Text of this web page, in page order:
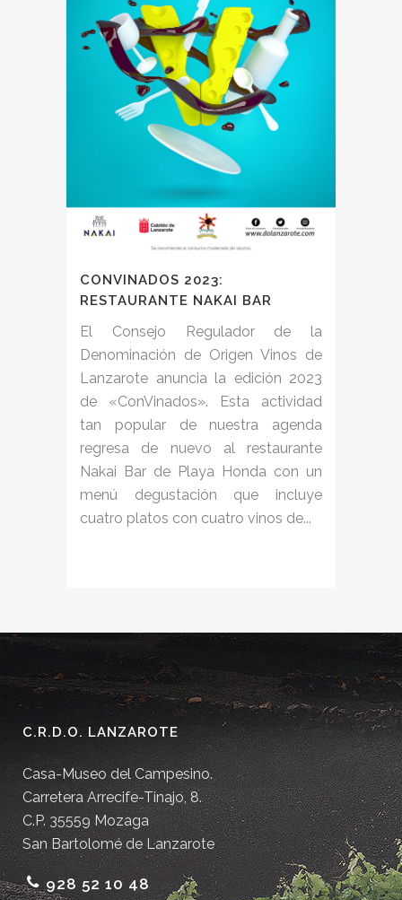
CONVINADOS 2023:
RESTAURANTE NAKAI BAR
El Consejo Regulador de la
Denominación de Origen Vinos de
Lanzarote anuncia la edición 2023
de «ConVinados». Esta actividad
tan popular de nuestra agenda
regresa de nuevo al restaurante
Nakai Bar de Playa Honda con un
menú degustación que incluye
cuatro platos con cuatro vinos de...
C.R.D.O. LANZAROTE
Casa-Museo del Campesino.
Carretera Arrecife-Tinajo, 8.
C.P. 35559 Mozaga
San Bartolomé de Lanzarote
928 52 10 48